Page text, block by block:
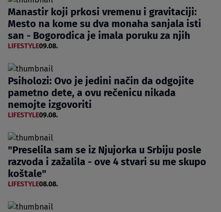
Manastir koji prkosi vremenu i gravitaciji:
Mesto na kome su dva monaha sanjala isti
san - Bogorodica je imala poruku za njih
LIFESTYLE09.08.
Psiholozi: Ovo je jedini način da odgojite
pametno dete, a ovu rečenicu nikada
nemojte izgovoriti
LIFESTYLE09.08.
"Preselila sam se iz Njujorka u Srbiju posle
razvoda i zažalila - ove 4 stvari su me skupo
koštale"
LIFESTYLE08.08.